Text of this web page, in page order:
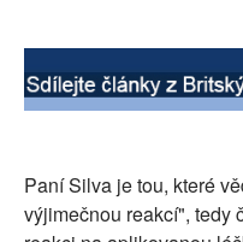
Paní Silva je tou, které
výjimečnou reakcí", tedy